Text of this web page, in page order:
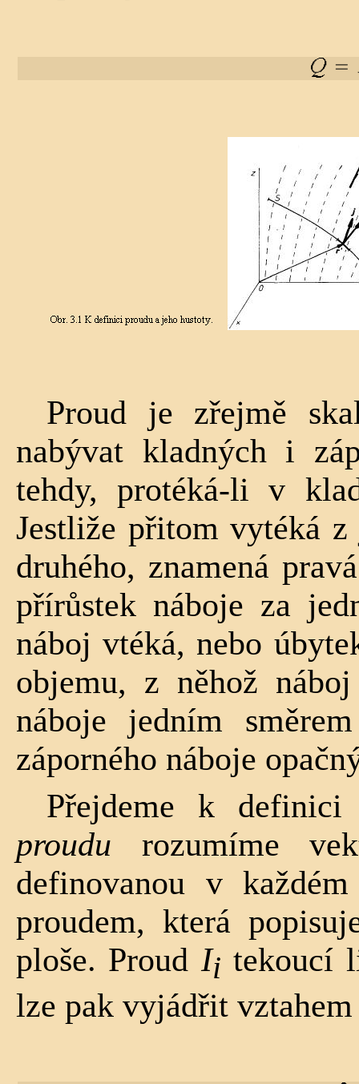
Proud je zřejmě
nabývat kladných i
tehdy, protéká-li v
Jestliže při­tom vytéká
druhého, znamená
přírůstek náboje za
náboj vtéká, nebo
objemu, z něhož
náboje jedním
záporného náboje
Přejdeme k
proudu rozumíme
definovanou v
proudem, která
ploše. Proud Ii tekoucí
lze pak vyjádřit vztahem